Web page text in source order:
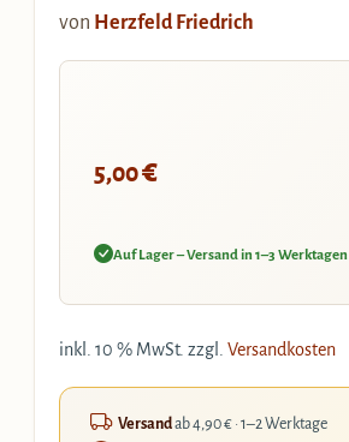
von Herzfeld Friedrich
5,00€
Auf Lager – Versand in 1–3 Werktagen
inkl. 10 % MwSt. zzgl. Versandkosten
Versandab 4,90 € · 1–2 Werktage